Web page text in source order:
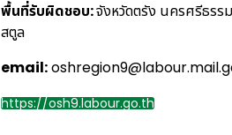
พื้นที่รับผิดชอบ:จังหวัดตรัง นครศรีธรร
สตูล
email:
https://osh9.labour.go.th